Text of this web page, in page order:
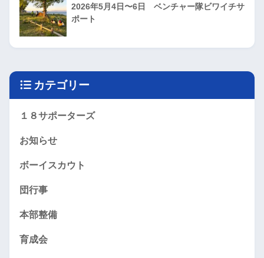
2026年5月4日〜6日 ベンチャー隊ビワイチサ
ポート
カテゴリー
１８サポーターズ
お知らせ
ボーイスカウト
団行事
本部整備
育成会